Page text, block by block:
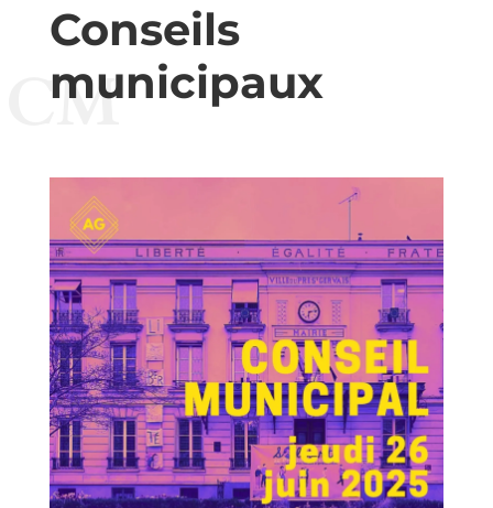
Conseils
municipaux
CM